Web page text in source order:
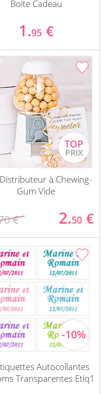
Boite Cadeau
1.95 €
à Chewing-
Gum Vide
€ 2.50 €
Autocollantes
Transparentes Etiq1